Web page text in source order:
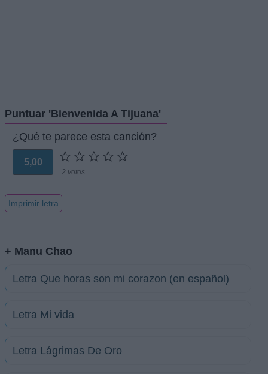
Puntuar 'Bienvenida A Tijuana'
¿Qué te parece esta canción?
5,00
2 votos
Imprimir letra
+ Manu Chao
Letra Que horas son mi corazon (en español)
Letra Mi vida
Letra Lágrimas De Oro